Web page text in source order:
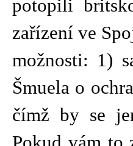
potopili
zařízení ve
možnosti: 1)
Šmuela o
čímž by se